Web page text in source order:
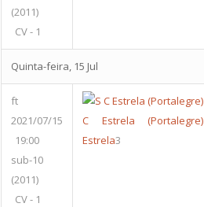
(2011)
CV - 1
Quinta-feira, 15 Jul
ft
2021/07/15
19:00
sub-10
(2011)
CV - 1
C Estrela (Portalegre)
Estrela3